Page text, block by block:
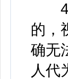
4.
的，
确无
人代